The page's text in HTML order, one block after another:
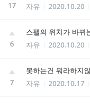
17
자유
2020.10.20
6
스펠의 위치가 바뀌
자유
2020.10.20
7
못하는건 뭐라하지
자유
2020.10.17